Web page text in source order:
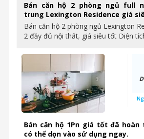
Bán căn hộ 2 phòng ngủ full
trung Lexington Residence giá
Bán căn hộ 2 phòng ngủ Lexington
2 đầy đủ nội thất, giá siêu tốt Diện
Bán căn hộ 1Pn giá tốt đã
có thể dọn vào sử dụng ngay.